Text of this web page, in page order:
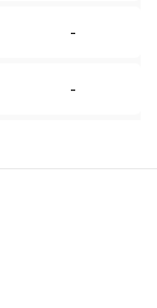
-
-